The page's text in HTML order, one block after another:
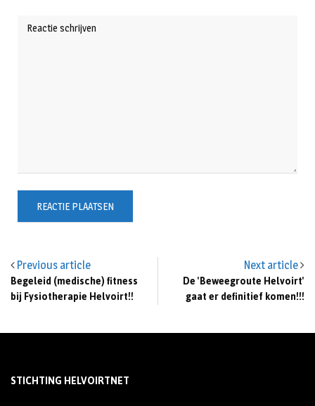
Previous article
Begeleid (medische) fitness
bij Fysiotherapie Helvoirt!!
Next article
De 'Beweegroute Helvoirt'
gaat er definitief komen!!!
STICHTING HELVOIRTNET